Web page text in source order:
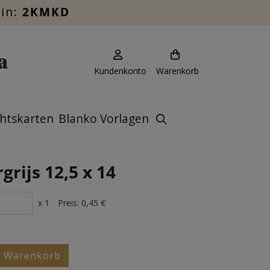
2KMKD
Kundenkonto Warenkorb
Blanko Vorlagen
12,5 x 14
x 1 Preis: 0,45 €
Warenkorb